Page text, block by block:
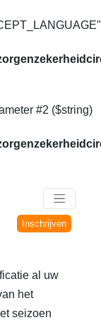
#2 ($string)
Inschrijven
al uw
het
seizoen